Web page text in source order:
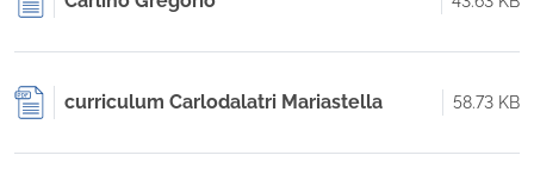
curriculum Carlodalatri Mariastella 58.73 KB